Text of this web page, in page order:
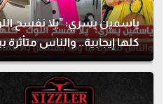
ياسمين يسري: "يلا نفسح
كلها إيجابية.. والناس متأثرة
وما بهتمش بالانتقادات